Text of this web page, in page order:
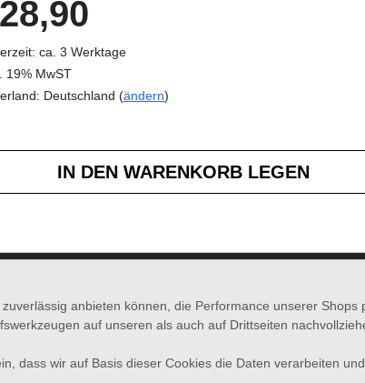
ca. 3 Werktage
19% MwST
Deutschland (ändern)
anbieten können, die Performance unserer Shops
auf unseren als auch auf Drittseiten
dass wir auf Basis dieser Cookies die Daten verarbeiten